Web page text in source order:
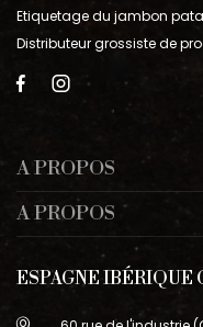
Etiquetage du jambon
Distributeur grossiste de
A PROPOS
A PROPOS
ESPAGNE IBÉRIQUE